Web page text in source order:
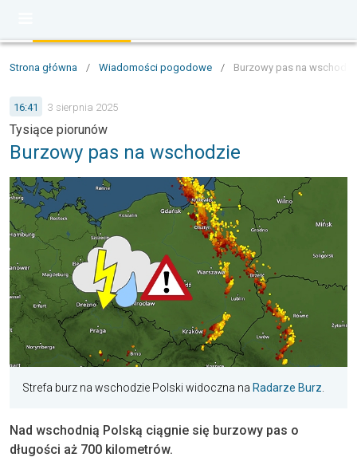
Strona główna / Wiadomości pogodowe / Burzowy pas na
16:41 3 sierpnia 2025
Tysiące piorunów
Burzowy pas na wschodzie
Strefa burz na wschodzie Polski widoczna na Radarze Burz
Nad wschodnią Polską ciągnie się burzowy pas o
długości aż 700 kilometrów.